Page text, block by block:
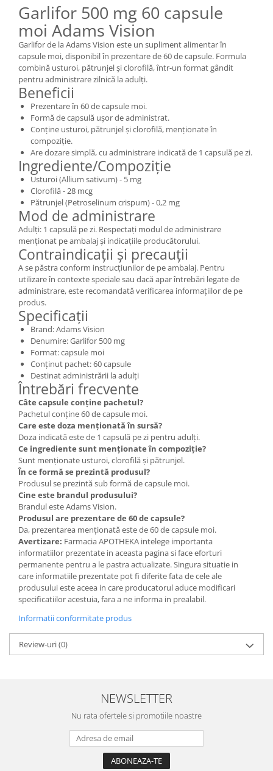
Garlifor 500 mg 60 capsule
moi Adams Vision
Garlifor de la Adams Vision este un supliment alimentar în
capsule moi, disponibil în prezentare de 60 de capsule. Formula
combină usturoi, pătrunjel și clorofilă, într-un format gândit
pentru administrare zilnică la adulți.
Beneficii
Prezentare în 60 de capsule moi.
Formă de capsulă ușor de administrat.
Conține usturoi, pătrunjel și clorofilă, menționate în
compoziție.
Are dozare simplă, cu administrare indicată de 1 capsulă pe zi.
Ingrediente/Compoziție
Usturoi (Allium sativum) - 5 mg
Clorofilă - 28 mcg
Pătrunjel (Petroselinum crispum) - 0,2 mg
Mod de administrare
Adulți: 1 capsulă pe zi. Respectați modul de administrare
menționat pe ambalaj și indicațiile producătorului.
Contraindicații și precauții
A se păstra conform instrucțiunilor de pe ambalaj. Pentru
utilizare în contexte speciale sau dacă apar întrebări legate de
administrare, este recomandată verificarea informațiilor de pe
produs.
Specificații
Brand: Adams Vision
Denumire: Garlifor 500 mg
Format: capsule moi
Conținut pachet: 60 capsule
Destinat administrării la adulți
Întrebări frecvente
Câte capsule conține pachetul?
Pachetul conține 60 de capsule moi.
Care este doza menționată în sursă?
Doza indicată este de 1 capsulă pe zi pentru adulți.
Ce ingrediente sunt menționate în compoziție?
Sunt menționate usturoi, clorofilă și pătrunjel.
În ce formă se prezintă produsul?
Produsul se prezintă sub formă de capsule moi.
Cine este brandul produsului?
Brandul este Adams Vision.
Produsul are prezentare de 60 de capsule?
Da, prezentarea menționată este de 60 de capsule moi.
Avertizare: Farmacia APOTHEKA intelege importanta
informatiilor prezentate in aceasta pagina si face eforturi
permanente pentru a le pastra actualizate. Singura situatie in
care informatiile prezentate pot fi diferite fata de cele ale
produsului este aceea in care producatorul aduce modificari
specificatiilor acestuia, fara a ne informa in prealabil.
Informatii conformitate produs
Review-uri(0)
NEWSLETTER
Nu rata ofertele si promotiile noastre